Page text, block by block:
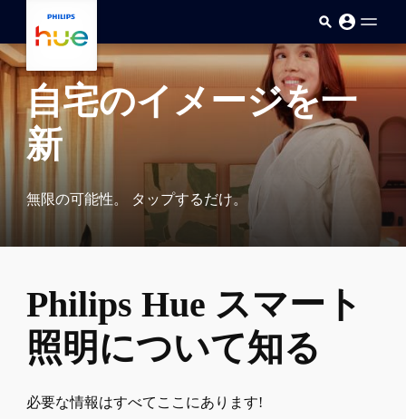
自宅のイメージを一
新
無限の可能性。 タップするだけ。
Philips Hue スマート
照明について知る
必要な情報はすべてここにあります!